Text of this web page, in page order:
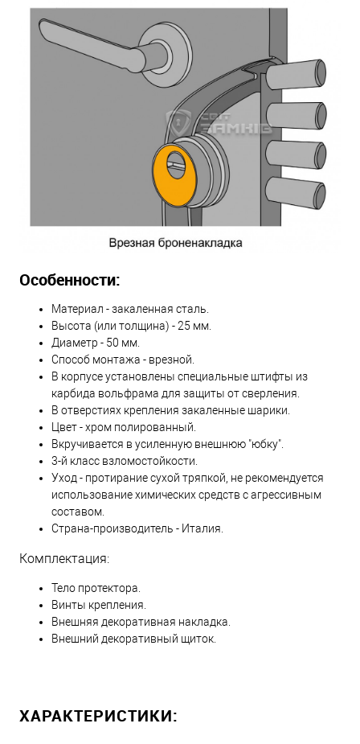
Особенности:
Материал - закаленная сталь.
Высота (или толщина) - 25 мм.
Диаметр - 50 мм.
Способ монтажа - врезной.
В корпусе установлены специальные штифты из
карбида вольфрама для защиты от сверления.
В отверстиях крепления закаленные шарики.
Цвет - хром полированный.
Вкручивается в усиленную внешнюю "юбку".
3-й класс взломостойкости.
Уход - протирание сухой тряпкой, не рекомендуется
использование химических средств с агрессивным
составом.
Страна-производитель - Италия.
Комплектация:
Тело протектора.
Винты крепления.
Внешняя декоративная накладка.
Внешний декоративный щиток.
ХАРАКТЕРИСТИКИ: